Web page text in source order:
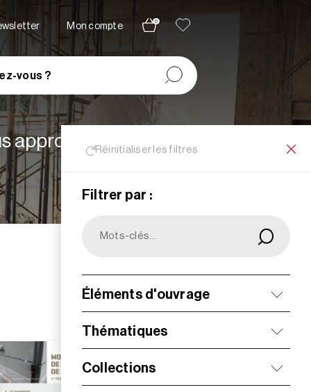
Mon compte
0
vous ?
Réinitialiser les filtres
Filtrer par :
Éléments d'ouvrage
Thématiques
Collections
appropriées à vos